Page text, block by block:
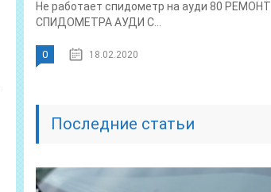
Не работает спидометр на ауди 80 РЕМОНТ
СПИДОМЕТРА АУДИ С...
0 18.02.2020
Последние статьи